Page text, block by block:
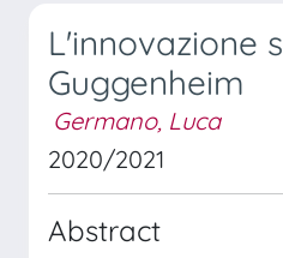
L'innovazione
Guggenheim
Germano, Luca
2020/2021
Abstract